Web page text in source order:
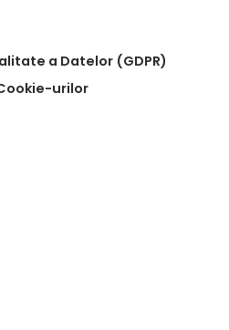
a Datelor (GDPR)
urilor